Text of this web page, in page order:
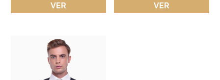
VER VER